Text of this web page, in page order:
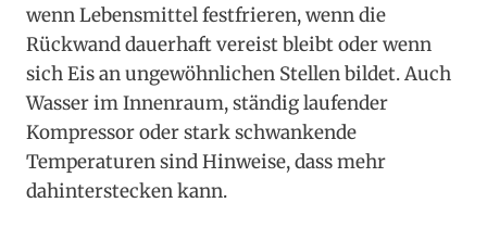
wenn Lebensmittel festfrieren, wenn die
Rückwand dauerhaft vereist bleibt oder wenn
sich Eis an ungewöhnlichen Stellen bildet. Auch
Wasser im Innenraum, ständig laufender
Kompressor oder stark schwankende
Temperaturen sind Hinweise, dass mehr
dahinterstecken kann.